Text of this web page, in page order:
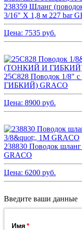
238359 Шланг
3/16" X 1,8 м 227 bar
Цена: 7535 руб.
25C828 Поводок 1/8"
ГИБКИЙ) GRACO
Цена: 8900 руб.
238830 Поводок
GRACO
Цена: 6200 руб.
Введите ваши данные
Имя